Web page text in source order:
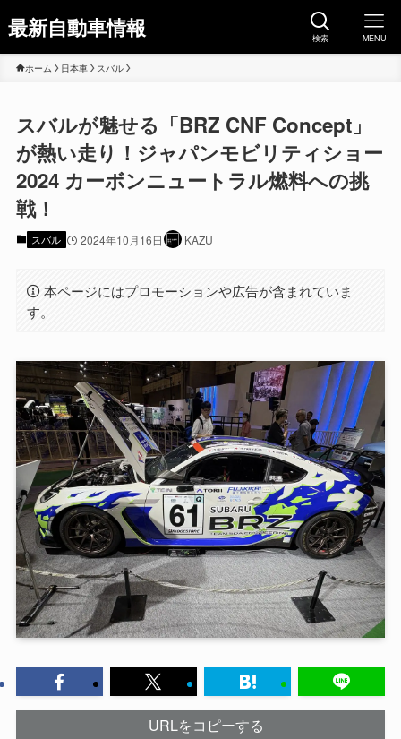
最新自動車情報 検索 MENU
ホーム 日本車 スバル
スバルが魅せる「BRZ CNF Concept」
が熱い走り！ジャパンモビリティショー
2024 カーボンニュートラル燃料への挑
戦！
スバル 2024年10月16日 KAZU
本ページにはプロモーションや広告が含まれていま
す。
URLをコピーする